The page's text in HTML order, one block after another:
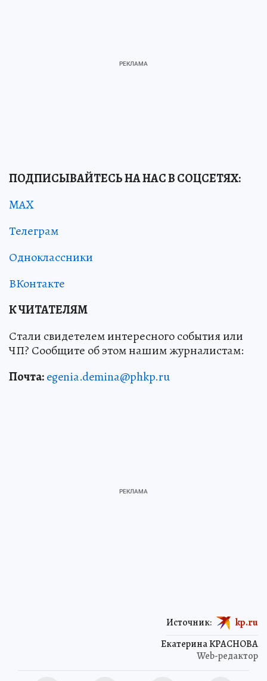
ПОДПИСЫВАЙТЕСЬ НА НАС В СОЦСЕТЯХ:
MAX
Телеграм
Одноклассники
ВКонтакте
К ЧИТАТЕЛЯМ
Стали свидетелем интересного события или
ЧП? Сообщите об этом нашим журналистам:
Почта:egenia.demina@phkp.ru
Екатерина КРАСНОВА
Web-редактор
Источник: kp.ru